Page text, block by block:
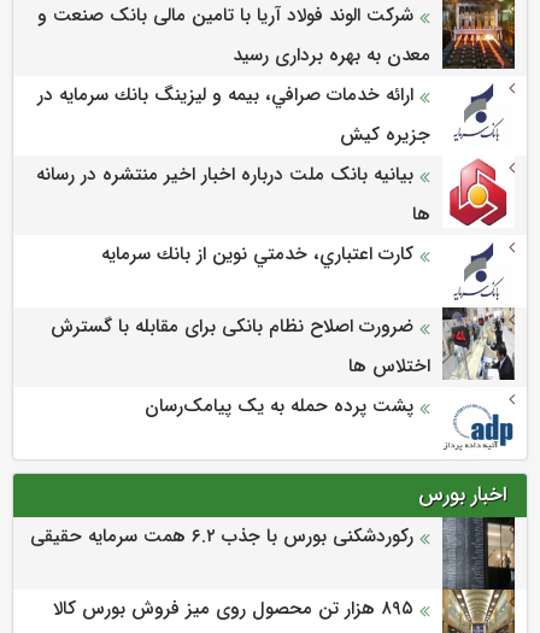
شرکت الوند فولاد آریا با تامین مالی بانک صنعت و
معدن به بهره برداری رسید
ارائه خدمات صرافي، بيمه و ليزينگ بانك سرمايه در
جزيره كيش
بیانیه بانک ملت درباره اخبار اخیر منتشره در رسانه
ها
كارت اعتباري، خدمتي نوين از بانك سرمايه
ضرورت اصلاح نظام بانکی برای مقابله با گسترش
اختلاس ها
پشت پرده حمله به یک پیامک‌رسان
اخبار بورس
رکوردشکنی بورس با جذب ۶.۲ همت سرمایه حقیقی
۸۹۵ هزار تن محصول روی میز فروش بورس کالا